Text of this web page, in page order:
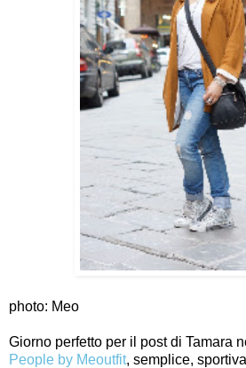
photo: Meo
Giorno perfetto per il post di Tamara
People by Meoutfit, semplice,